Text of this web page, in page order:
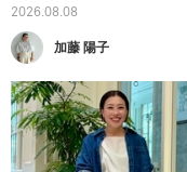
2026.08.08
加藤 陽子